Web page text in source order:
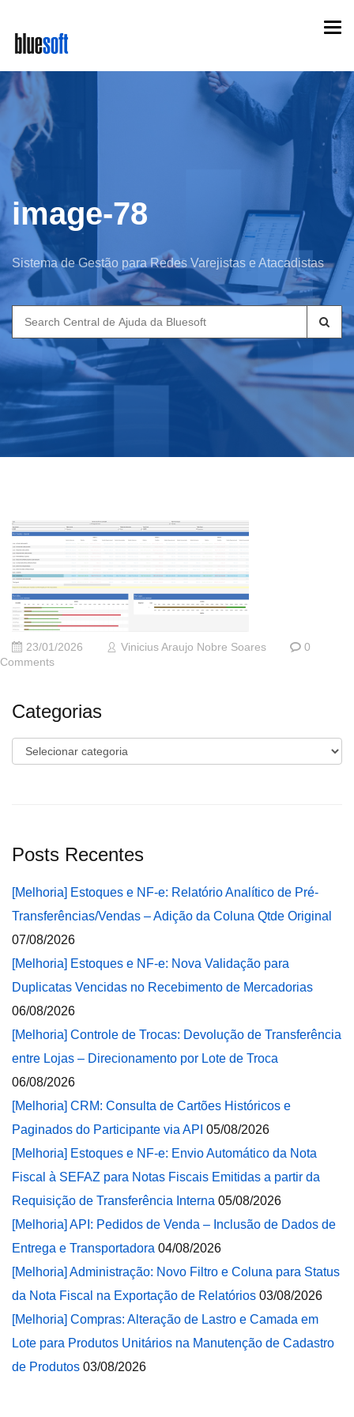
main
content
image-78
Sistema de Gestão para Redes Varejistas e Atacadistas
Search
for:
23/01/2026 Vinicius Araujo Nobre Soares
0
Comments
Categorias
Categorias
Posts Recentes
[Melhoria] Estoques e NF-e: Relatório Analítico de Pré-
Transferências/Vendas – Adição da Coluna Qtde Original
07/08/2026
[Melhoria] Estoques e NF-e: Nova Validação para
Duplicatas Vencidas no Recebimento de Mercadorias
06/08/2026
[Melhoria] Controle de Trocas: Devolução de Transferência
entre Lojas – Direcionamento por Lote de Troca
06/08/2026
[Melhoria] CRM: Consulta de Cartões Históricos e
Paginados do Participante via API 05/08/2026
[Melhoria] Estoques e NF-e: Envio Automático da Nota
Fiscal à SEFAZ para Notas Fiscais Emitidas a partir da
Requisição de Transferência Interna 05/08/2026
[Melhoria] API: Pedidos de Venda – Inclusão de Dados de
Entrega e Transportadora 04/08/2026
[Melhoria] Administração: Novo Filtro e Coluna para Status
da Nota Fiscal na Exportação de Relatórios 03/08/2026
[Melhoria] Compras: Alteração de Lastro e Camada em
Lote para Produtos Unitários na Manutenção de Cadastro
de Produtos 03/08/2026